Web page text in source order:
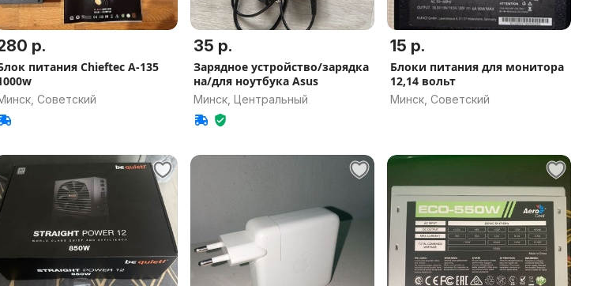
р.
питания Chieftec A-135
Советский
35 р.
Зарядное устройство/зарядка
на/для ноутбука Asus
Минск, Центральный
15 р.
Блоки питания для монитора
12,14 вольт
Минск, Советский